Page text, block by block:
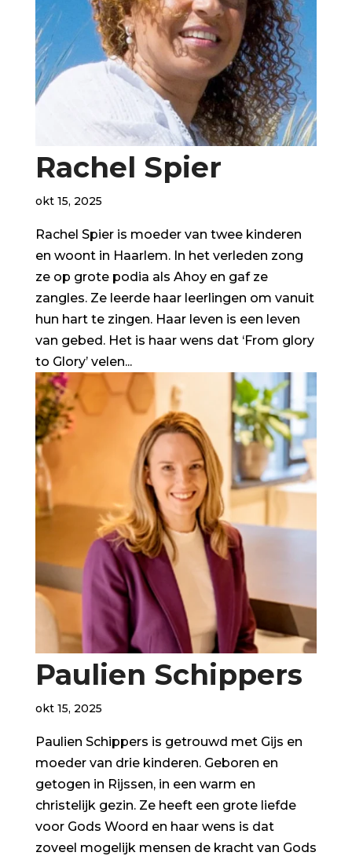
Rachel Spier
okt 15, 2025
Rachel Spier is moeder van twee kinderen
en woont in Haarlem. In het verleden zong
ze op grote podia als Ahoy en gaf ze
zangles. Ze leerde haar leerlingen om vanuit
hun hart te zingen. Haar leven is een leven
van gebed. Het is haar wens dat ‘From glory
to Glory’ velen...
Paulien Schippers
okt 15, 2025
Paulien Schippers is getrouwd met Gijs en
moeder van drie kinderen. Geboren en
getogen in Rijssen, in een warm en
christelijk gezin. Ze heeft een grote liefde
voor Gods Woord en haar wens is dat
zoveel mogelijk mensen de kracht van Gods